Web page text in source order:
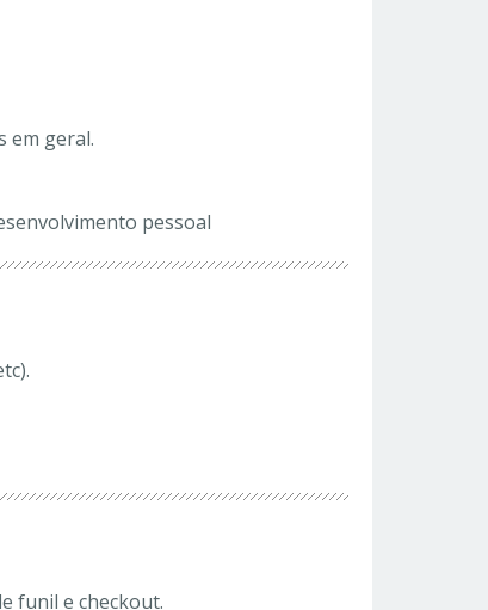
em geral.
pessoal
funil e checkout.